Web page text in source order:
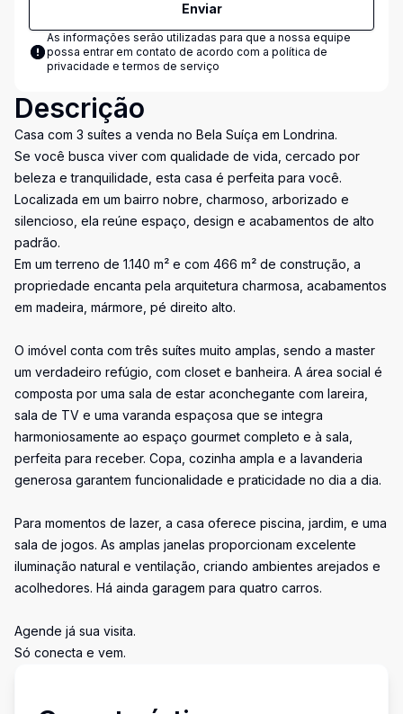
Enviar
As informações serão utilizadas para que a nossa equipe
possa entrar em contato de acordo com a política de
privacidade e termos de serviço
Descrição
Casa com 3 suítes a venda no Bela Suíça em Londrina.
Se você busca viver com qualidade de vida, cercado por
beleza e tranquilidade, esta casa é perfeita para você.
Localizada em um bairro nobre, charmoso, arborizado e
silencioso, ela reúne espaço, design e acabamentos de alto
padrão.
Em um terreno de 1.140 m² e com 466 m² de construção, a
propriedade encanta pela arquitetura charmosa, acabamentos
em madeira, mármore, pé direito alto.
O imóvel conta com três suítes muito amplas, sendo a master
um verdadeiro refúgio, com closet e banheira. A área social é
composta por uma sala de estar aconchegante com lareira,
sala de TV e uma varanda espaçosa que se integra
harmoniosamente ao espaço gourmet completo e à sala,
perfeita para receber. Copa, cozinha ampla e a lavanderia
generosa garantem funcionalidade e praticidade no dia a dia.
Para momentos de lazer, a casa oferece piscina, jardim, e uma
sala de jogos. As amplas janelas proporcionam excelente
iluminação natural e ventilação, criando ambientes arejados e
acolhedores. Há ainda garagem para quatro carros.
Agende já sua visita.
Só conecta e vem.